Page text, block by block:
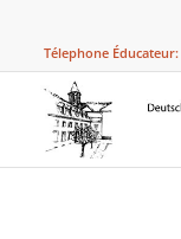
Télephone Éducateur: